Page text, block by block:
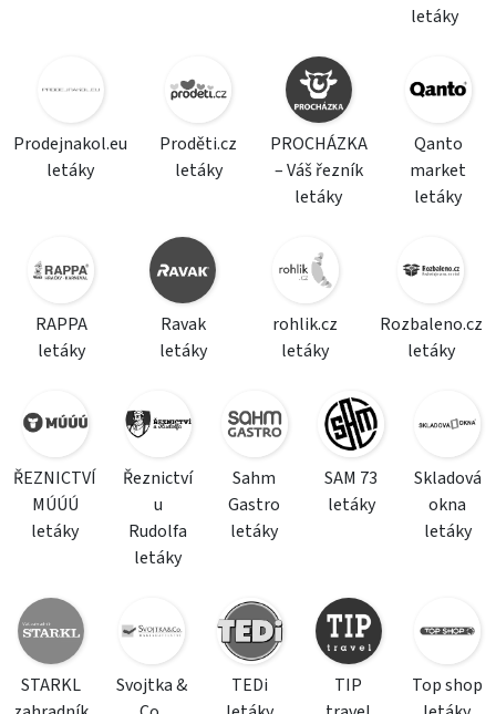
letáky
Prodejnakol.eu
letáky
Proděti.cz
letáky
PROCHÁZKA
– Váš řezník
letáky
Qanto
market
letáky
RAPPA
letáky
Ravak
letáky
rohlik.cz
letáky
Rozbaleno.cz
letáky
ŘEZNICTVÍ
MÚÚÚ
letáky
Řeznictví
u
Rudolfa
letáky
Sahm
Gastro
letáky
SAM 73
letáky
Skladová
okna
letáky
STARKL
Svojtka &
TEDi
TIP
Top shop